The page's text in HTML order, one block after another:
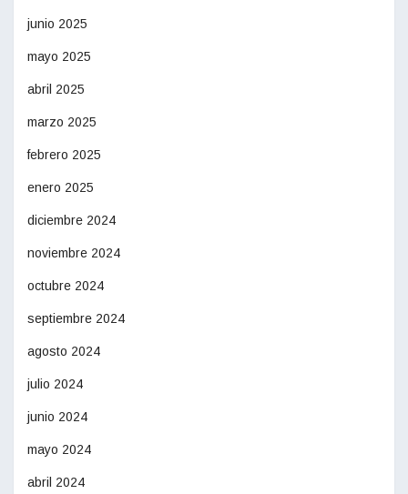
junio 2025
mayo 2025
abril 2025
marzo 2025
febrero 2025
enero 2025
diciembre 2024
noviembre 2024
octubre 2024
septiembre 2024
agosto 2024
julio 2024
junio 2024
mayo 2024
abril 2024